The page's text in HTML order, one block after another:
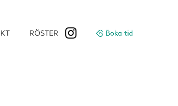
RÖSTER